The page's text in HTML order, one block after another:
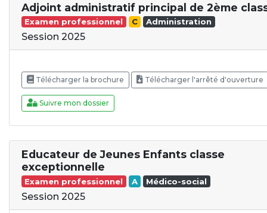
Adjoint administratif principal de 2ème
Examen professionnel C Administration
Session 2025
Télécharger la brochure Télécharger l'arrêté d'ouverture
Suivre mon dossier
Educateur de Jeunes Enfants classe
exceptionnelle
Examen professionnel A Médico-social
Session 2025